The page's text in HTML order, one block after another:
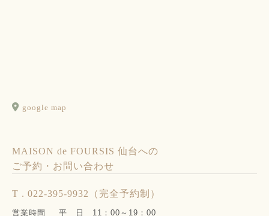
google map
MAISON de FOURSIS 仙台への
ご予約・お問い合わせ
T . 022-395-9932（完全予約制）
営業時間
平 日 11：00～19：00